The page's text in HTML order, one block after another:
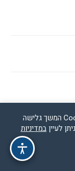
לידיעתך, באתר זה נעשה שימוש בקבצי Cookies המשך גלישה
לעייןבמדיניות